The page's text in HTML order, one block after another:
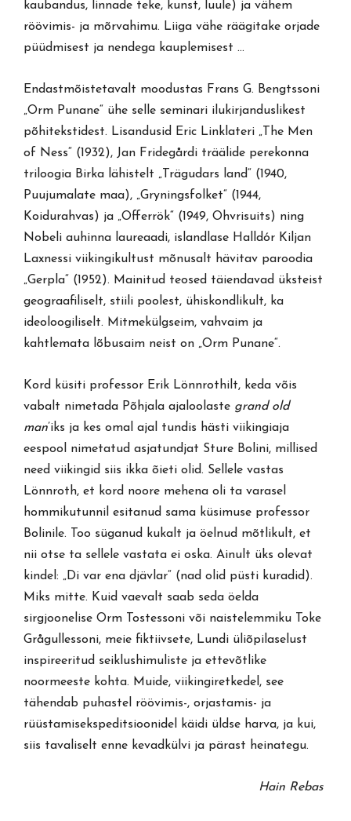
kaubandus, linnade teke, kunst, luule) ja vähem
röövimis- ja mõrvahimu. Liiga vähe räägitake orjade
püüdmisest ja nendega kauplemisest …
Endastmõistetavalt moodustas Frans G. Bengtssoni
„Orm Punane“ ühe selle seminari ilukirjanduslikest
põhitekstidest. Lisandusid Eric Linklateri „The Men
of Ness“ (1932), Jan Fridegårdi träälide perekonna
triloogia Birka lähistelt „Trägudars land“ (1940,
Puujumalate maa), „Gryningsfolket“ (1944,
Koidurahvas) ja „Offerrök“ (1949, Ohvrisuits) ning
Nobeli auhinna laureaadi, islandlase Halldór Kiljan
Laxnessi viikingikultust mõnusalt hävitav paroodia
„Gerpla“ (1952). Mainitud teosed täiendavad üksteist
geograafiliselt, stiili poolest, ühiskondlikult, ka
ideoloogiliselt. Mitmekülgseim, vahvaim ja
kahtlemata lõbusaim neist on „Orm Punane“.
Kord küsiti professor Erik Lönnrothilt, keda võis
vabalt nimetada Põhjala ajaloolaste grand old
man’iks ja kes omal ajal tundis hästi viikingiaja
eespool nimetatud asjatundjat Sture Bolini, millised
need viikingid siis ikka õieti olid. Sellele vastas
Lönnroth, et kord noore mehena oli ta varasel
hommikutunnil esitanud sama küsimuse professor
Bolinile. Too süganud kukalt ja öelnud mõtlikult, et
nii otse ta sellele vastata ei oska. Ainult üks olevat
kindel: „Di var ena djävlar“ (nad olid püsti kuradid).
Miks mitte. Kuid vaevalt saab seda öelda
sirgjoonelise Orm Tostessoni või naistelemmiku Toke
Grågullessoni, meie fiktiivsete, Lundi üliõpilaselust
inspireeritud seiklushimuliste ja ettevõtlike
noormeeste kohta. Muide, viikingiretkedel, see
tähendab puhastel röövimis-, orjastamis- ja
rüüstamisekspeditsioonidel käidi üldse harva, ja kui,
siis tavaliselt enne kevadkülvi ja pärast heinategu.
Hain Rebas